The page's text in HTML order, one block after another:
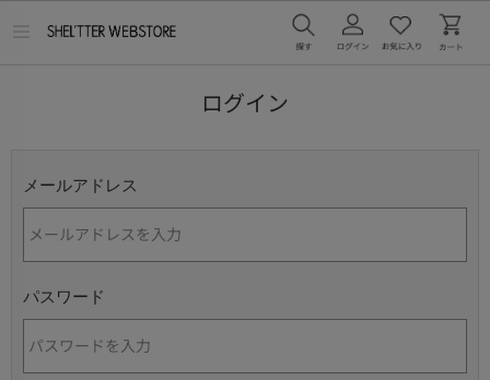
ログイン
メールアドレス
パスワード